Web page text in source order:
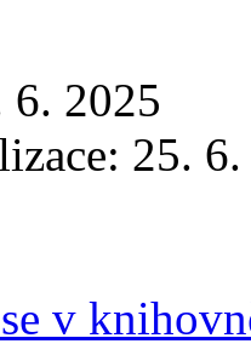
2025
25.
v